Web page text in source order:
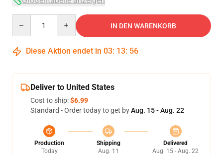
IN DEN WARENKORB
Diese Aktion endet in 03: 13: 55
Deliver to United States
Cost to ship:$6.99
Standard - Order today to get byAug. 15 - Aug. 22
Production
Today
Shipping
Aug. 11
Delivered
Aug. 15 - Aug. 22